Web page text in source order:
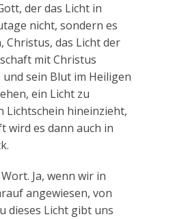
der das Licht in
nicht, sondern es
Christus, das Licht der
mit Christus
sein Blut im Heiligen
ein Licht zu
Lichtschein hineinzieht,
wird es dann auch in
Ja, wenn wir in
angewiesen, von
dieses Licht gibt uns